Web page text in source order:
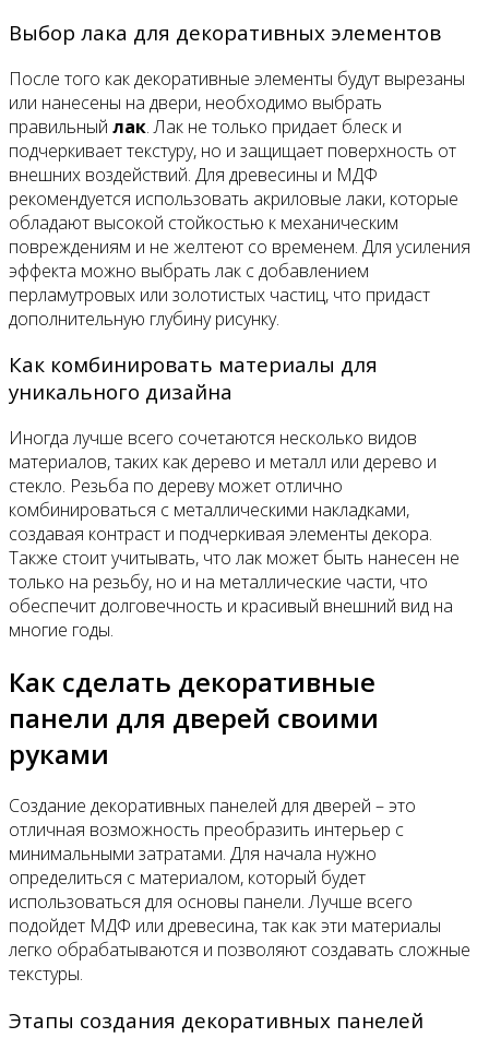
Выбор лака для декоративных элементов
После того как декоративные элементы будут вырезаны
или нанесены на двери, необходимо выбрать
правильный лак. Лак не только придает блеск и
подчеркивает текстуру, но и защищает поверхность от
внешних воздействий. Для древесины и МДФ
рекомендуется использовать акриловые лаки, которые
обладают высокой стойкостью к механическим
повреждениям и не желтеют со временем. Для усиления
эффекта можно выбрать лак с добавлением
перламутровых или золотистых частиц, что придаст
дополнительную глубину рисунку.
Как комбинировать материалы для
уникального дизайна
Иногда лучше всего сочетаются несколько видов
материалов, таких как дерево и металл или дерево и
стекло. Резьба по дереву может отлично
комбинироваться с металлическими накладками,
создавая контраст и подчеркивая элементы декора.
Также стоит учитывать, что лак может быть нанесен не
только на резьбу, но и на металлические части, что
обеспечит долговечность и красивый внешний вид на
многие годы.
Как сделать декоративные
панели для дверей своими
руками
Создание декоративных панелей для дверей – это
отличная возможность преобразить интерьер с
минимальными затратами. Для начала нужно
определиться с материалом, который будет
использоваться для основы панели. Лучше всего
подойдет МДФ или древесина, так как эти материалы
легко обрабатываются и позволяют создавать сложные
текстуры.
Этапы создания декоративных панелей